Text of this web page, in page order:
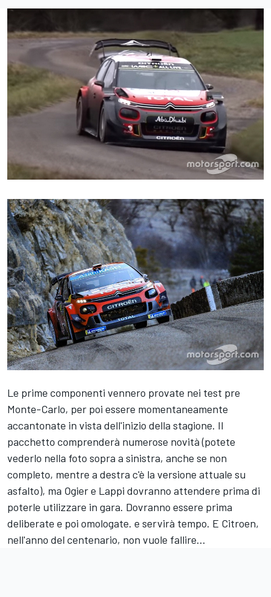
Le prime componenti vennero provate nei test pre
Monte-Carlo, per poi essere momentaneamente
accantonate in vista dell'inizio della stagione. Il
pacchetto comprenderà numerose novità (potete
vederlo nella foto sopra a sinistra, anche se non
completo, mentre a destra c'è la versione attuale su
asfalto), ma Ogier e Lappi dovranno attendere prima di
poterle utilizzare in gara. Dovranno essere prima
deliberate e poi omologate. e servirà tempo. E Citroen,
nell'anno del centenario, non vuole fallire...